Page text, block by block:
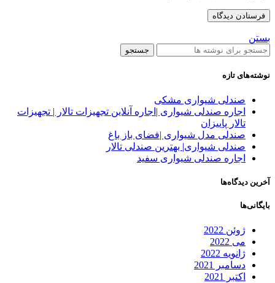
بستن
جستجو
نوشته‌های تازه
صندلی شیواری مشکی
اجاره صندلی شیواری |اجاره آنلاین تجهیزات تالار | تجهیزات
تالار پاییزان
صندلی مدل شیواری |فضای باز باغ
صندلی شیواری| بهترین صندلی تالار
اجاره صندلی شیواری سفید
آخرین دیدگاه‌ها
بایگانی‌ها
ژوئن 2022
می 2022
ژانویه 2022
دسامبر 2021
اکتبر 2021